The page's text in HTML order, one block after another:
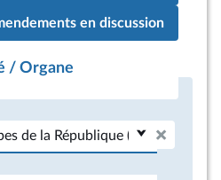
en discussion
/ Organe